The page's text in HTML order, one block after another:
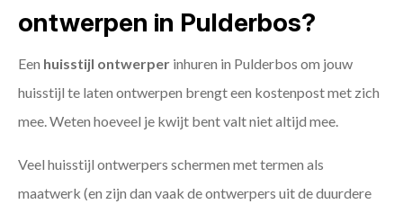
ontwerpen in Pulderbos?
Een huisstijl ontwerper inhuren in Pulderbos om jouw
huisstijl te laten ontwerpen brengt een kostenpost met zich
mee. Weten hoeveel je kwijt bent valt niet altijd mee.
Veel huisstijl ontwerpers schermen met termen als
maatwerk (en zijn dan vaak de ontwerpers uit de duurdere